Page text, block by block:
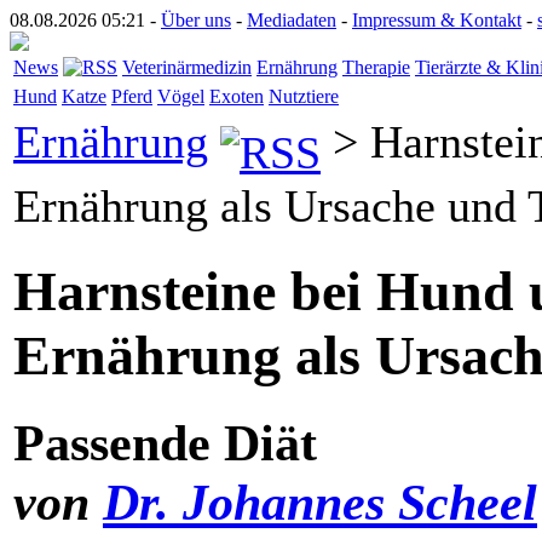
08.08.2026 05:21 - Über uns - Mediadaten - Impressum & Kontakt -
News Veterinärmedizin Ernährung Therapie Tierärzte &
Hund Katze Pferd Vögel Exoten Nutztiere
Ernährung
>
Ernährung als Ursache und
Harnsteine bei Hund
Ernährung als
Passende Diät
von Dr. Johannes Scheel